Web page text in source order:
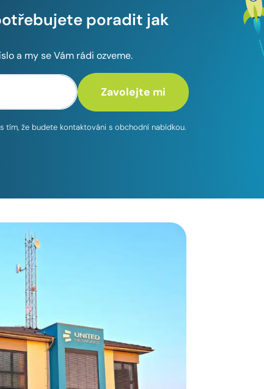
poradit jak
a my se Vám rádi ozveme.
tím, že budete kontaktováni s obchodní nabídkou.